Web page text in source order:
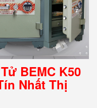
BEMC K50
Nhất Thị